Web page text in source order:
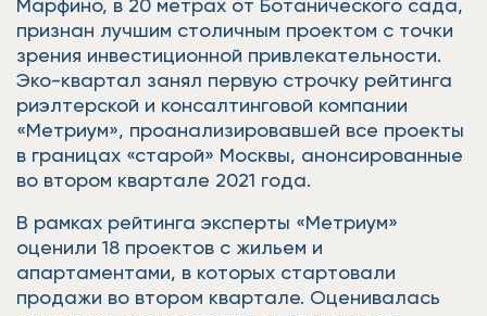
Марфино, в 20 метрах от Ботанического сада,
признан лучшим столичным проектом с точки
зрения инвестиционной привлекательности.
Эко-квартал занял первую строчку рейтинга
риэлтерской и консалтинговой компании
«Метриум», проанализировавшей все проекты
в границах «старой» Москвы, анонсированные
во втором квартале 2021 года.
В рамках рейтинга эксперты «Метриум»
оценили 18 проектов с жильем и
апартаментами, в которых стартовали
продажи во втором квартале. Оценивалась